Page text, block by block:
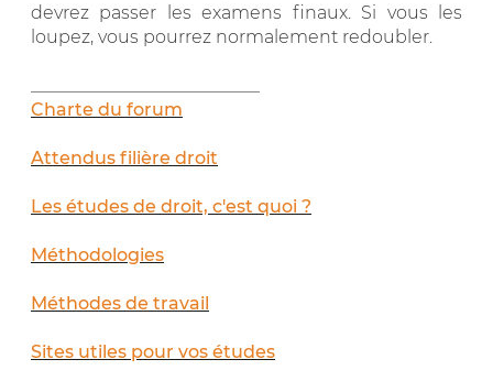
devrez passer les examens finaux. Si vous les
loupez, vous pourrez normalement redoubler.
Charte du forum
Attendus filière droit
Les études de droit, c'est quoi ?
Méthodologies
Méthodes de travail
Sites utiles pour vos études